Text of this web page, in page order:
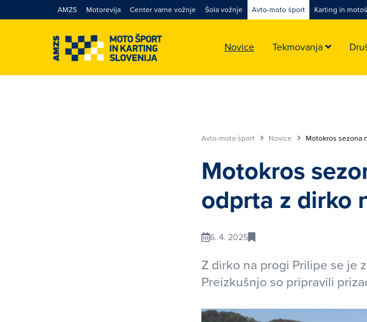
AMZS Motorevija Center varne vožnje Šola vožnje Avto-moto šport Karting in
Novice Tekmovanja
Avto-moto šport Novice Motokros sezona
Motokros
odprta z dirko
6. 4. 2025
Z dirko na progi Prilipe se je
Preizkušnjo so pripravili